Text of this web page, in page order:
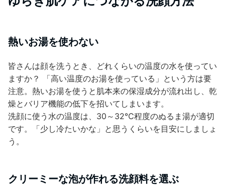
熱いお湯を使わない
皆さんは顔を洗うとき、どれくらいの温度の水を使ってい
ますか？ 「高い温度のお湯を使っている」という方は要
注意。熱いお湯を使うと肌本来の保湿成分が流れ出し、乾
燥とバリア機能の低下を招いてしまいます。
洗顔に使う水の温度は、30～32℃程度のぬるま湯が適切
です。「少し冷たいかな」と思うくらいを目安にしましょ
う。
クリーミーな泡が作れる洗顔料を選ぶ